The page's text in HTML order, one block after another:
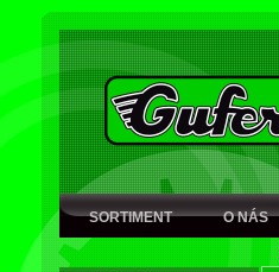
SORTIMENT O NÁS